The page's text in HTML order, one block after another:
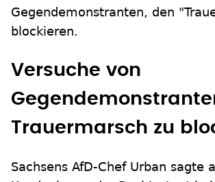
Gegendemonstranten, den
blockieren.
Versuche von
Trauermarsch zu
Sachsens AfD-Chef Urban sagte